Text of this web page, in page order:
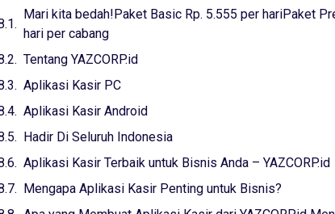
Mari kita bedah!Paket Basic Rp. 5.555 per hariPaket
hari per cabang
Tentang YAZCORP.id
Aplikasi Kasir PC
Aplikasi Kasir Android
Hadir Di Seluruh Indonesia
Aplikasi Kasir Terbaik untuk Bisnis Anda – YAZCORP.id
Mengapa Aplikasi Kasir Penting untuk Bisnis?